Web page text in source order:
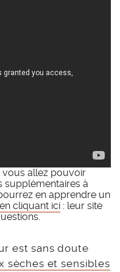
allez pouvoir
supplémentaires à
en apprendre un
en cliquant ici : leur site
est sans doute
sèches et sensibles